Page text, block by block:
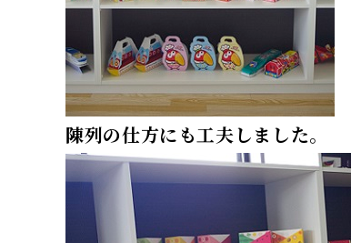
陳列の仕方にも工夫しました。